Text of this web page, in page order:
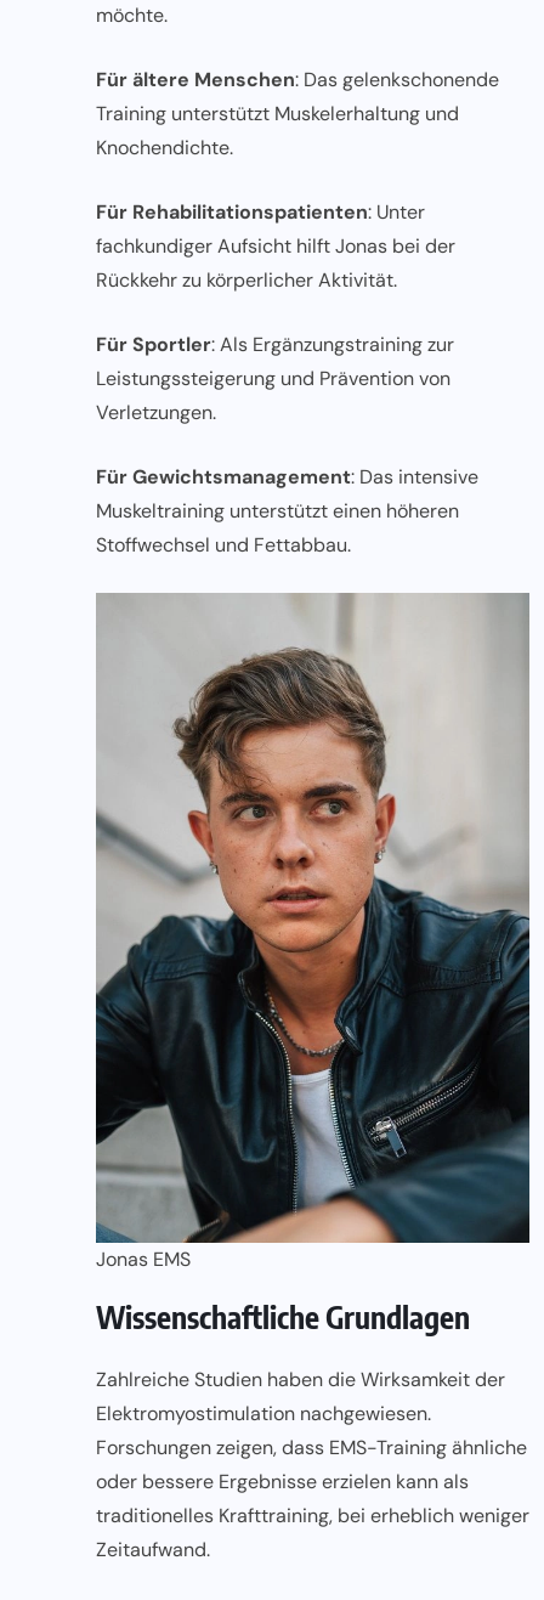
möchte.
Für ältere Menschen: Das gelenkschonende
Training unterstützt Muskelerhaltung und
Knochendichte.
Für Rehabilitationspatienten: Unter
fachkundiger Aufsicht hilft Jonas bei der
Rückkehr zu körperlicher Aktivität.
Für Sportler: Als Ergänzungstraining zur
Leistungssteigerung und Prävention von
Verletzungen.
Für Gewichtsmanagement: Das intensive
Muskeltraining unterstützt einen höheren
Stoffwechsel und Fettabbau.
Jonas EMS
Wissenschaftliche Grundlagen
Zahlreiche Studien haben die Wirksamkeit der
Elektromyostimulation nachgewiesen.
Forschungen zeigen, dass EMS-Training ähnliche
oder bessere Ergebnisse erzielen kann als
traditionelles Krafttraining, bei erheblich weniger
Zeitaufwand.